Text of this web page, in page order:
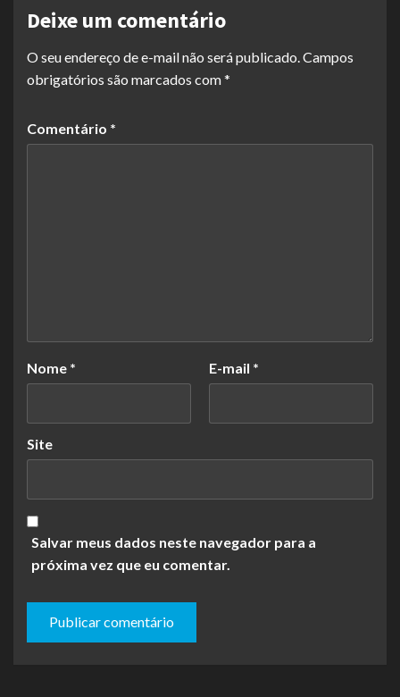
Deixe um comentário
O seu endereço de e-mail não será publicado. Campos
obrigatórios são marcados com*
Comentário *
Nome * E-mail *
Site
Salvar meus dados neste navegador para a
próxima vez que eu comentar.